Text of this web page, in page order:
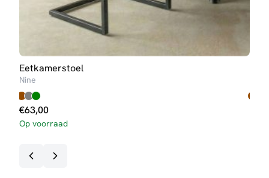
Eetkamerstoel
Nine
€63,00
Op voorraad